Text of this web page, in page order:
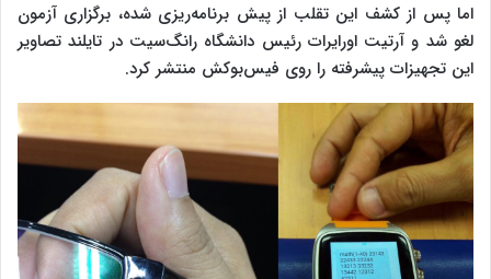
اما پس از کشف این تقلب از پیش برنامه‌ریزی شده، برگزاری آزمون
لغو شد و آرتیت اورایرات رئیس دانشگاه رانگ‌سیت در تایلند تصاویر
این تجهیزات پیشرفته را روی فیس‌بوکش منتشر کرد.